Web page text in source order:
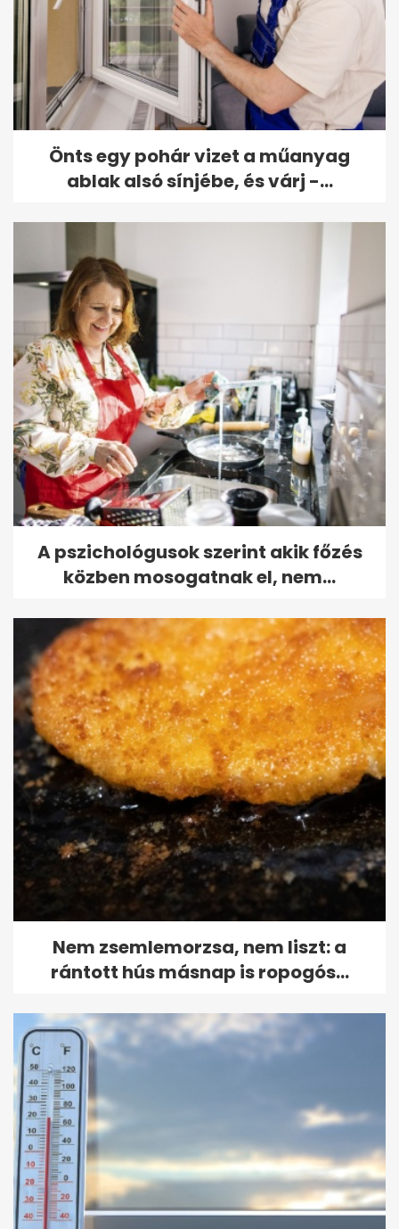
Önts egy pohár vizet a műanyag
ablak alsó sínjébe, és várj -...
A pszichológusok szerint akik főzés
közben mosogatnak el, nem...
Nem zsemlemorzsa, nem liszt: a
rántott hús másnap is ropogós...